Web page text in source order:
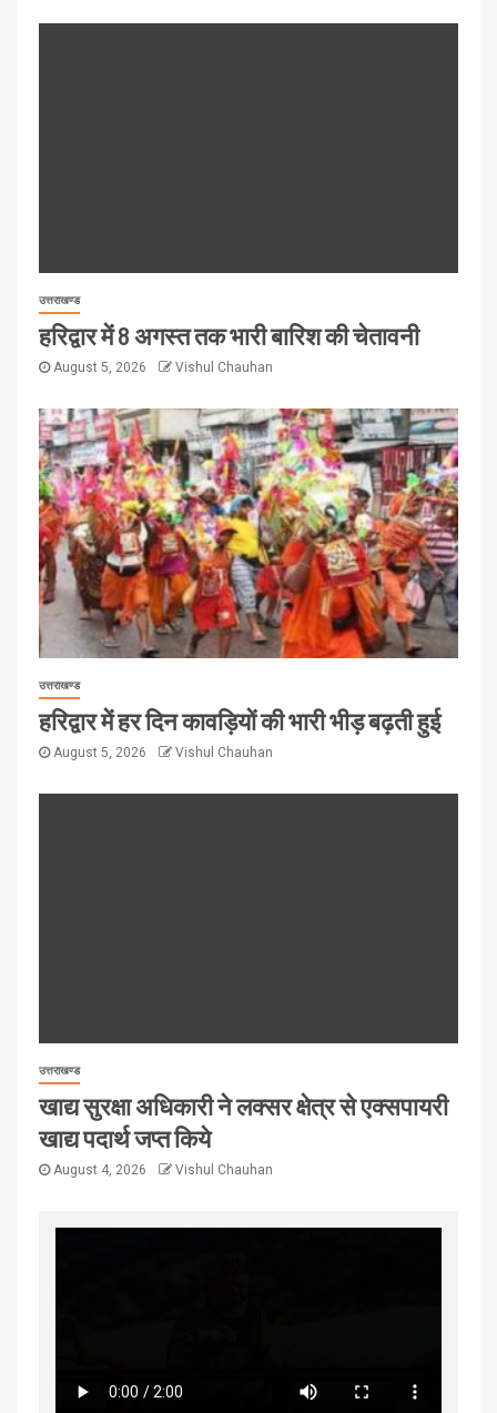
उत्तराखण्ड
हरिद्वार में 8 अगस्त तक भारी बारिश की चेतावनी
August 5, 2026 Vishul Chauhan
उत्तराखण्ड
हरिद्वार में हर दिन कावड़ियों की भारी भीड़ बढ़ती हुई
August 5, 2026 Vishul Chauhan
उत्तराखण्ड
खाद्य सुरक्षा अधिकारी ने लक्सर क्षेत्र से एक्सपायरी
खाद्य पदार्थ जप्त किये
August 4, 2026 Vishul Chauhan